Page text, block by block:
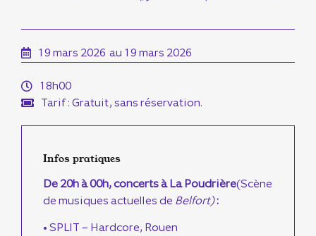
19 mars 2026 au 19 mars 2026
18h00
Tarif : Gratuit, sans réservation.
Infos pratiques
De 20h à 00h, concerts à La Poudrière(Scène
de musiques actuelles de Belfort):
•SPLIT – Hardcore, Rouen